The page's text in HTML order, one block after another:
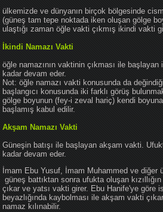
ülkemizde ve dünyanın birçok bölgesinde
(güneş tam tepe noktada iken oluşan gölge
ulaştığı zaman öğle vakti çıkmış ikindi vakti
İkindi Namazı Vakti
öğle namazının vaktinin çıkması ile
kadar devam eder.
Not: öğle namazı vakti konusunda da
başlangıcı konusunda iki farklı görüş
gölge boyunun (fey-i zeval hariç) kendi
başlamış kabul edilir.
Akşam Namazı Vakti
Güneşin batışı ile başlayan akşam vakti.
kadar devam eder.
İmam Ebu Yusuf, İmam Muhammed ve diğer
güneş battıktan sonra ufukta oluşan
çıkar ve yatsı vakti girer. Ebu Hanife'ye göre
beyazlığında kaybolması ile akşam vakti
namaz kılınabilir.